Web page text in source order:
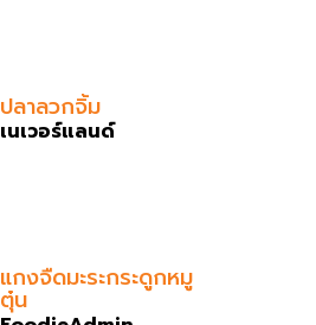
ปลาลวกจิ้ม
เนเวอร์แลนด์
แกงจืดมะระกระดูกหมู
ตุ๋น